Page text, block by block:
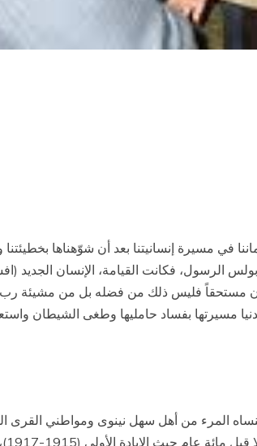
في مسيرة إنسانيتنا بعد أن شوّهناها
مستحقاً فليس ذلك من فضله بل من مشيئة رب
مسيرتها بفساد حامليها وطغى الشيطان
يمكن أن ينساه المرء من أهل سهل نينوى ومواطني